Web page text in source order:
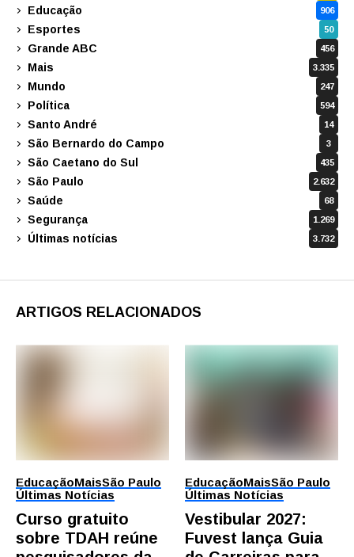
Educação 906
Esportes 50
Grande ABC 456
Mais 3.335
Mundo 247
Política 594
Santo André 14
São Bernardo do Campo 3
São Caetano do Sul 435
São Paulo 2.632
Saúde 68
Segurança 1.269
Últimas notícias 3.732
ARTIGOS RELACIONADOS
EducaçãoMaisSão Paulo
Últimas Notícias
Curso gratuito
sobre TDAH reúne
EducaçãoMaisSão Paulo
Últimas Notícias
Vestibular 2027:
Fuvest lança Guia